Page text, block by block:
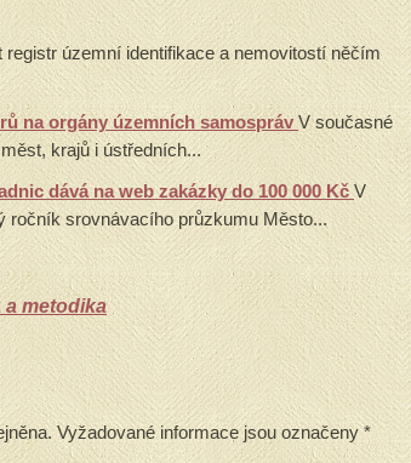
registr územní identifikace a nemovitostí něčím
na orgány územních samosprávV současné
krajů i ústředních...
dává na web zakázky do 100 000 Kč V
ročník srovnávacího průzkumu Město...
metodika
Vyžadované informace jsou označeny*